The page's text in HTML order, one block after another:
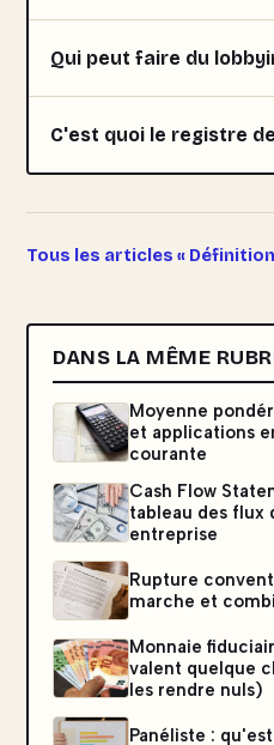
Qui peut faire du
C'est quoi le registre de
Tous les articles «
DANS LA MÊME
Moyenne
et applications
courante
Cash Flow
tableau des flux
entreprise
Rupture
marche et
Monnaie
valent quelque
les rendre nuls)
Panéliste :